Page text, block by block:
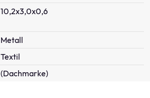
10,2x3,0x0,6
Metall
Textil
(Dachmarke)